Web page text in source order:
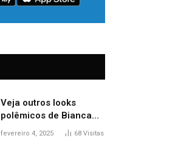
Veja outros looks
polêmicos de Bianca
Censori, esposa de
fevereiro 4, 2025 68 Visitas